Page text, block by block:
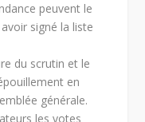
peuvent le
signé la liste
du scrutin et le
en
générale.
les votes